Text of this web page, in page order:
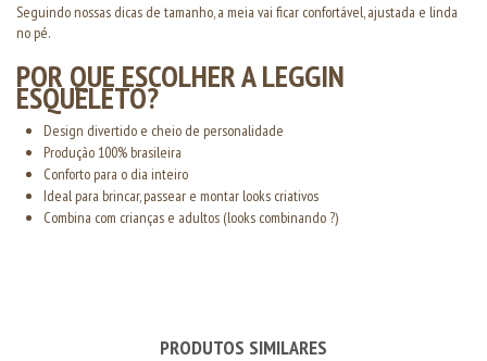
Seguindo nossas dicas de tamanho, a meia vai ficar confortável, ajustada e linda
no pé.
POR QUE ESCOLHER A LEGGIN
ESQUELETO?
Design divertido e cheio de personalidade
Produção 100% brasileira
Conforto para o dia inteiro
Ideal para brincar, passear e montar looks criativos
Combina com crianças e adultos (looks combinando ?)
PRODUTOS SIMILARES